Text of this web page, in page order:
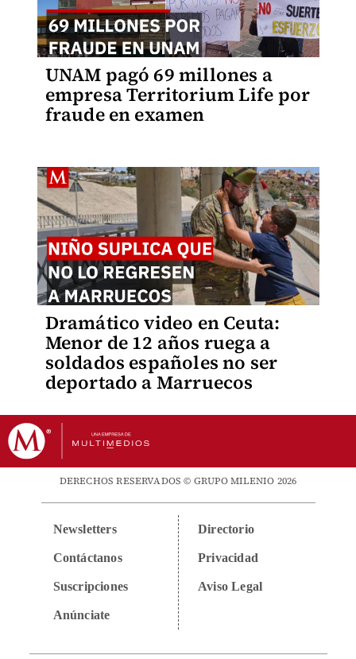
UNAM pagó 69 millones a
empresa Territorium Life por
fraude en examen
Dramático video en Ceuta:
Menor de 12 años ruega a
soldados españoles no ser
deportado a Marruecos
DERECHOS RESERVADOS © GRUPO MILENIO 2026
Newsletters
Contáctanos
Suscripciones
Anúnciate
Directorio
Privacidad
Aviso Legal